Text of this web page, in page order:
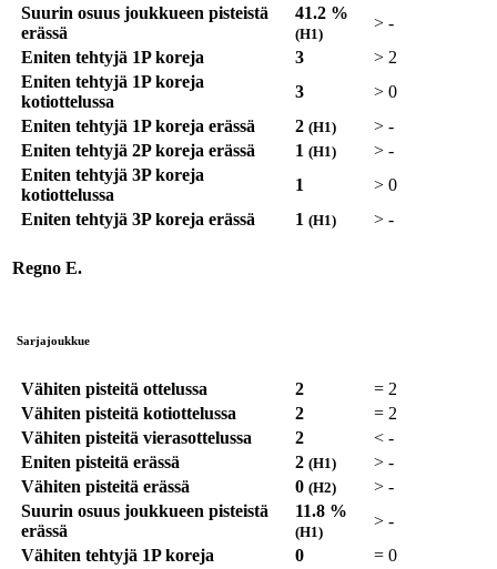
Suurin osuus joukkueen pisteistä
erässä
41.2 %
(H1)
> -
Eniten tehtyjä 1P koreja
3 > 2
Eniten tehtyjä 1P koreja
kotiottelussa
3 > 0
Eniten tehtyjä 1P koreja erässä
2 (H1) > -
Eniten tehtyjä 2P koreja erässä
1 (H1) > -
Eniten tehtyjä 3P koreja
kotiottelussa
1 > 0
Eniten tehtyjä 3P koreja erässä
1 (H1) > -
Regno E.
Sarjajoukkue
Vähiten pisteitä ottelussa 2 = 2
Vähiten pisteitä kotiottelussa
2 = 2
Vähiten pisteitä vierasottelussa
2 < -
Eniten pisteitä erässä
2 (H1) > -
Vähiten pisteitä erässä
0 (H2) > -
Suurin osuus joukkueen pisteistä
erässä
11.8 %
(H1)
> -
Vähiten tehtyjä 1P koreja
0 = 0